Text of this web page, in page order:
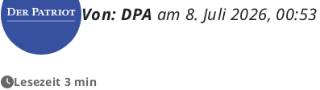
Von: DPA am 8. Juli 2026,
Lesezeit 3 min